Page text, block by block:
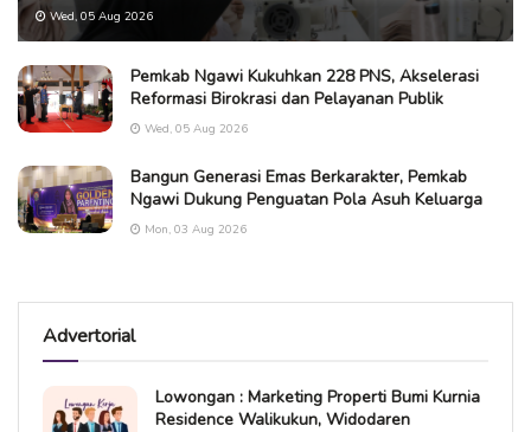
Wed, 05 Aug 2026
Pemkab Ngawi Kukuhkan 228 PNS, Akselerasi
Reformasi Birokrasi dan Pelayanan Publik
Wed, 05 Aug 2026
Bangun Generasi Emas Berkarakter, Pemkab
Ngawi Dukung Penguatan Pola Asuh Keluarga
Mon, 03 Aug 2026
Advertorial
Lowongan : Marketing Properti Bumi Kurnia
Residence Walikukun, Widodaren